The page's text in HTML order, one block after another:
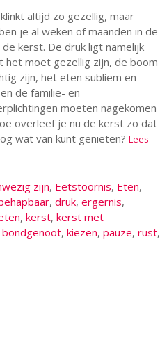
altijd zo gezellig, maar
je al weken of maanden in de
kerst. De druk ligt namelijk
het moet gezellig zijn, de boom
zijn, het eten subliem en
de familie- en
moeten nagekomen
overleef je nu de kerst zo dat
wat van kunt genieten? Lees
zijn, Eetstoornis, Eten,
, druk, ergernis,
, kerst, kerst met
, kiezen, pauze, rust,